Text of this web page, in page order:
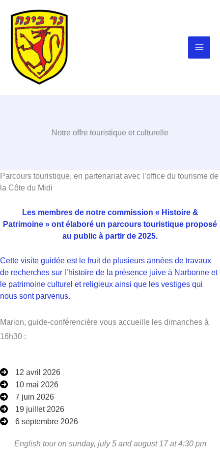
contenu
Notre offre touristique et culturelle
Parcours touristique, en partenariat avec l’office du tourisme de
la Côte du Midi
Les membres de notre commission « Histoire &
Patrimoine » ont élaboré un parcours touristique proposé
au public à partir de 2025.
Cette visite guidée est le fruit de plusieurs années de travaux
de recherches sur l’histoire de la présence juive à Narbonne et
le patrimoine culturel et religieux ainsi que les vestiges qui
nous sont parvenus.
Marion, guide-conférencière vous accueille les dimanches à
16h30 :
12 avril 2026
10 mai 2026
7 juin 2026
19 juillet 2026
6 septembre 2026
English tour on sunday, july 5 and august 17 at 4:30 pm